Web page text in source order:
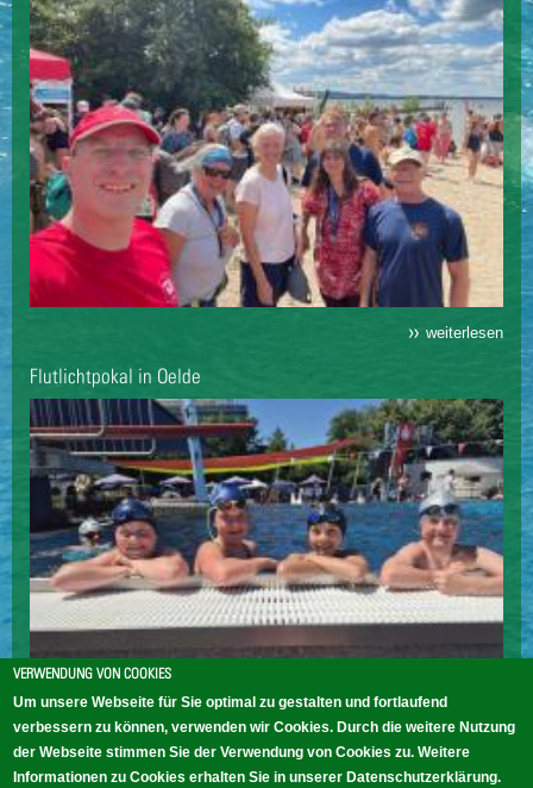
weiterlesen
Flutlichtpokal in Oelde
weiterlesen
VERWENDUNG VON COOKIES
Um unsere Webseite für Sie optimal zu gestalten und fortlaufend
verbessern zu können, verwenden wir Cookies. Durch die weitere Nutzung
der Webseite stimmen Sie der Verwendung von Cookies zu. Weitere
Informationen zu Cookies erhalten Sie in unserer Datenschutzerklärung.